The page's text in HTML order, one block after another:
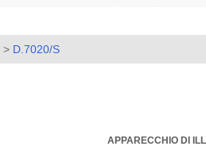
> D.7020/S
APPARECCHIO DI